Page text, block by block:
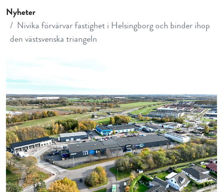
Nyheter
Nivika förvärvar fastighet i Helsingborg och binder ihop
den västsvenska triangeln